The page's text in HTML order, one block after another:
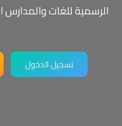
الرسمية للغات والمدارس
تسجيل الدخول